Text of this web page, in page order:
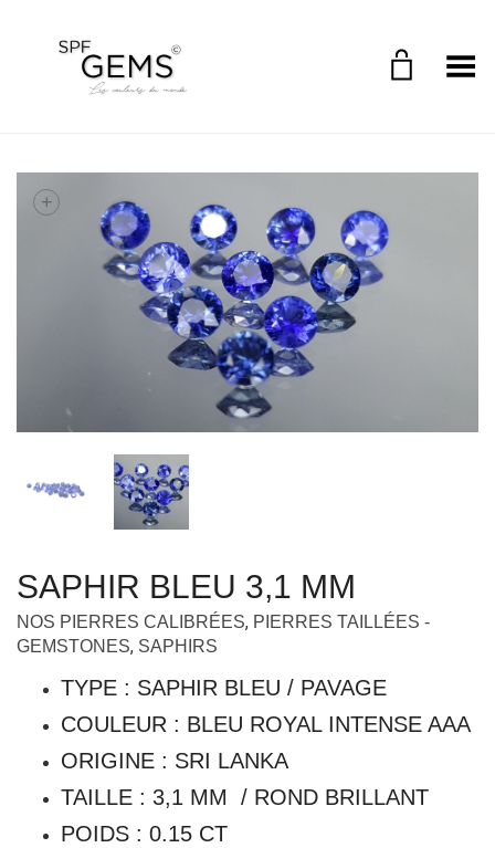
Toggle Menu
+
SAPHIR BLEU 3,1 MM
NOS PIERRES CALIBRÉES, PIERRES TAILLÉES -
GEMSTONES, SAPHIRS
TYPE : SAPHIR BLEU / PAVAGE
COULEUR : BLEU ROYAL INTENSE AAA
ORIGINE : SRI LANKA
TAILLE : 3,1 MM / ROND BRILLANT
POIDS : 0.15 CT